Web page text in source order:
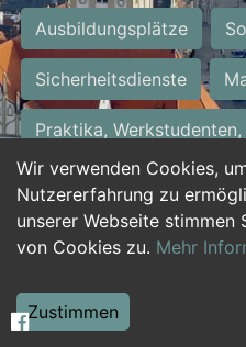
Wir verwenden Cookies,
Nutzererfahrung zu
unserer Webseite stimmen
von Cookies zu. Mehr
Zustimmen
Ausbildungsplätze
Sicherheitsdienste
Praktika,
Personalwesen
Hilfskräfte, Aushilfs- und
Weiterbildung, Studium,